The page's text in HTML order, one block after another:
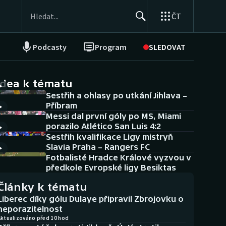
ČT
Podcasty Program SLEDOVAT
NEPŘEHLÉDNĚTE
Historické návraty
Aplikace ČT sport
AZ kvíz
k tématu
Sestřih a ohlasy po utkání Jihlava –
Příbram
Messi dal první góly po MS, Miami
porazilo Atlético San Luis 4:2
Sestřih kvalifikace Ligy mistryň
Slavia Praha – Rangers FC
Fotbalisté Hradce Králové vyzvou v
předkole Evropské ligy Besiktas
k tématu
díky gólu Dulaye připravil Zbrojovku o
před 10 hod